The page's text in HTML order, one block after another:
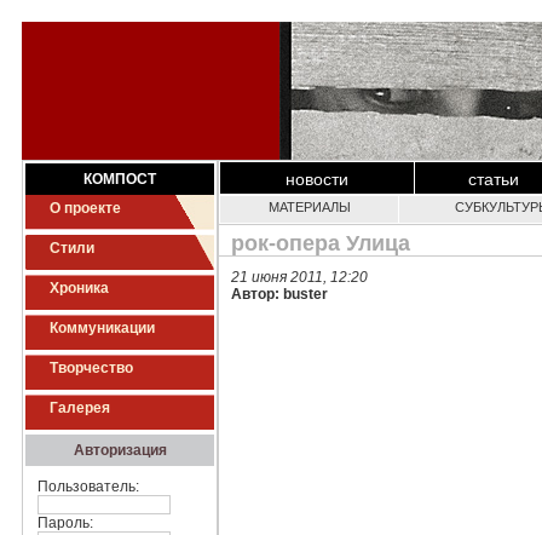
КОМПОСТ
О проекте
Стили
Хроника
Коммуникации
Творчество
Галерея
Авторизация
Пользователь:
Пароль:
новости статьи
МАТЕРИАЛЫ
рок-опера Улица
21 июня 2011, 12:20
Автор: buster